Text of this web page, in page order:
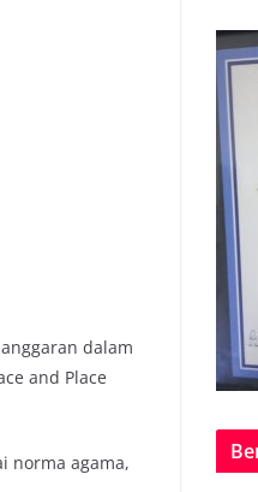
dalam
and Place
norma agama,